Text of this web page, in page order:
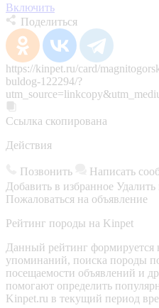
Включить
Поделиться
https://kinpet.ru/card/
buldog-122294/?
Ссылка скопирована
Действия
Позвонить Написать
Добавить в избранное Удалить
Пожаловаться на объявление
Рейтинг породы на Kinpet
Данный рейтинг формируется
упоминаний, поиска породы
посещаемости объявлений и
помогают определить
Kinpet.ru в текущий период